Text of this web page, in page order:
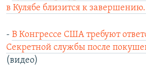
в Кулябе близится к завершению.
- В Конгрессе США требуют
Секретной службы после
(видео)